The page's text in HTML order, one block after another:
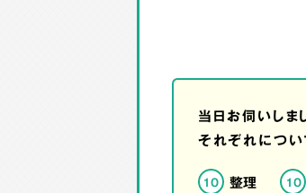
当日お伺いしま
それぞれについ
10 整理 10